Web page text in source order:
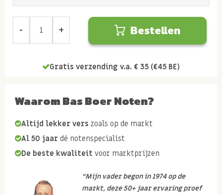
Bestellen
Gratis verzending v.a. € 35 (€45 BE)
Waarom Bas Boer Noten?
Altijd lekker vers zoals op de markt
Al 50 jaar dé notenspecialist
De beste kwaliteit voor marktprijzen
“Mijn vader begon in 1974 op de
markt, deze 50+ jaar ervaring proef